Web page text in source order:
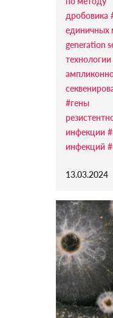
дробовика
единичных
generation
технологии
#гены
инфекции
инфекций
13.03.2024